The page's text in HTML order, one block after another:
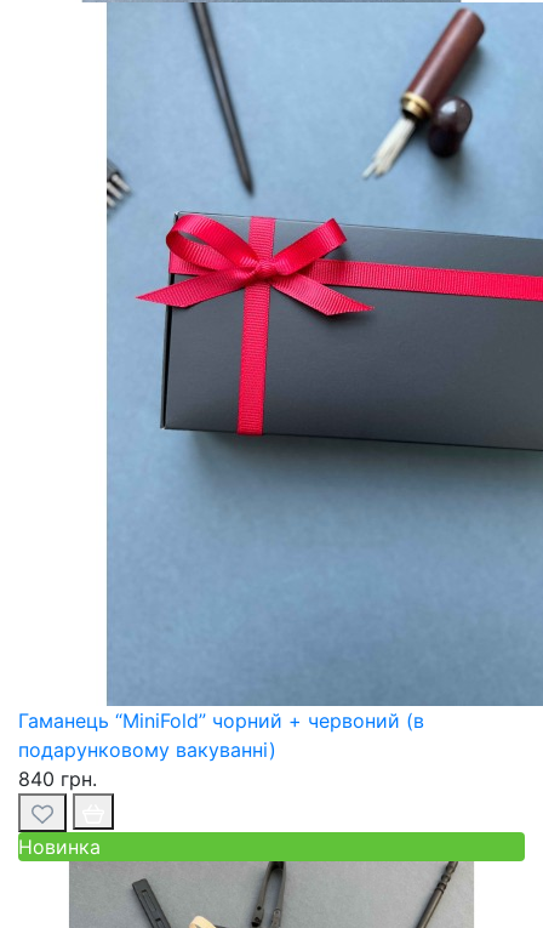
Гаманець “MiniFold” чорний + червоний (в
подарунковому вакуванні)
840 грн.
Новинка